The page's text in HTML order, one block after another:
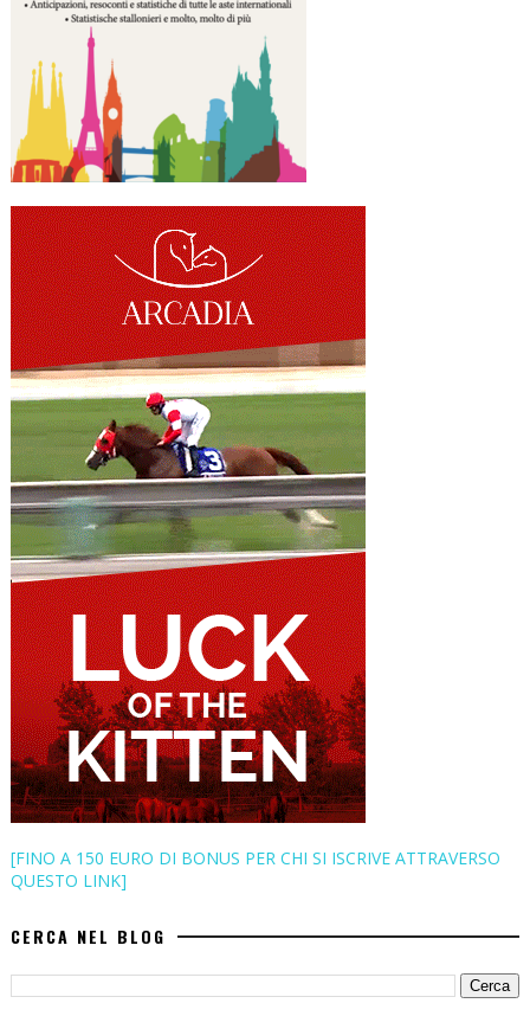
[FINO A 150 EURO DI BONUS PER CHI SI ISCRIVE ATTRAVERSO
QUESTO LINK]
CERCA NEL BLOG